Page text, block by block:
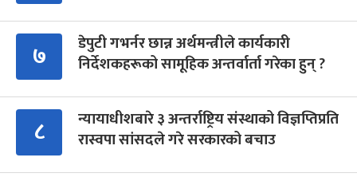
७
डेपुटी गभर्नर छान्न अर्थमन्त्रीले कार्यकारी
निर्देशकहरूको सामूहिक अन्तर्वार्ता गरेका हुन् ?
८
न्यायाधीशबारे ३ अन्तर्राष्ट्रिय संस्थाको विज्ञप्तिप्रति
रास्वपा सांसदले गरे सरकारको बचाउ